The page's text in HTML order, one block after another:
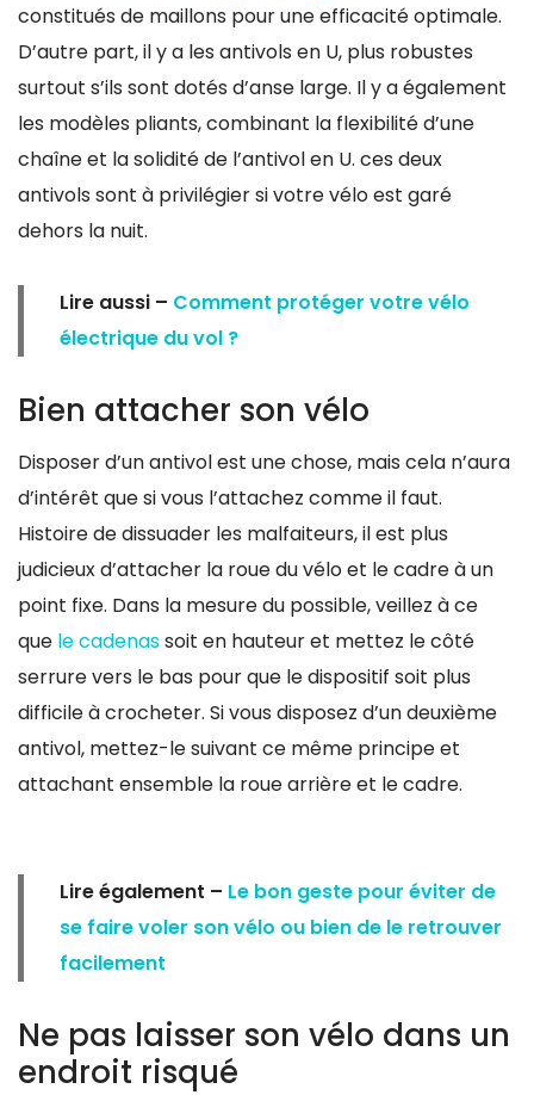
constitués de maillons pour une efficacité optimale.
D’autre part, il y a les antivols en U, plus robustes
surtout s’ils sont dotés d’anse large. Il y a également
les modèles pliants, combinant la flexibilité d’une
chaîne et la solidité de l’antivol en U. ces deux
antivols sont à privilégier si votre vélo est garé
dehors la nuit.
Lire aussi – Comment protéger votre vélo
électrique du vol ?
Bien attacher son vélo
Disposer d’un antivol est une chose, mais cela n’aura
d’intérêt que si vous l’attachez comme il faut.
Histoire de dissuader les malfaiteurs, il est plus
judicieux d’attacher la roue du vélo et le cadre à un
point fixe. Dans la mesure du possible, veillez à ce
que le cadenassoit en hauteur et mettez le côté
serrure vers le bas pour que le dispositif soit plus
difficile à crocheter. Si vous disposez d’un deuxième
antivol, mettez-le suivant ce même principe et
attachant ensemble la roue arrière et le cadre.
Lire également – Le bon geste pour éviter de
se faire voler son vélo ou bien de le retrouver
facilement
Ne pas laisser son vélo dans un
endroit risqué